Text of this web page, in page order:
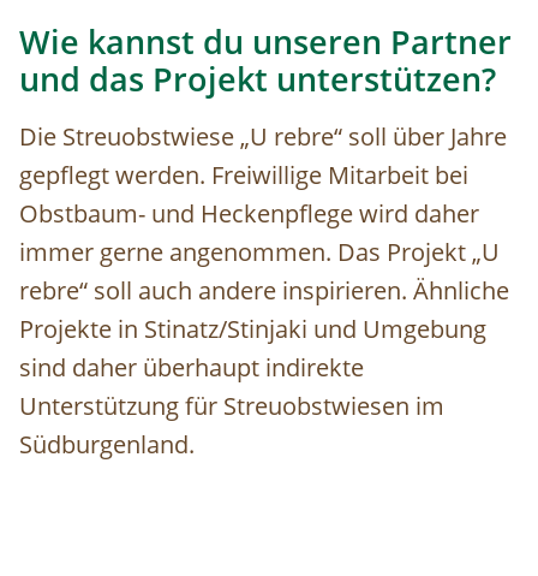
Wie kannst du unseren Partner
und das Projekt unterstützen?
Die Streuobstwiese „U rebre“ soll über Jahre
gepflegt werden. Freiwillige Mitarbeit bei
Obstbaum- und Heckenpflege wird daher
immer gerne angenommen. Das Projekt „U
rebre“ soll auch andere inspirieren. Ähnliche
Projekte in Stinatz/Stinjaki und Umgebung
sind daher überhaupt indirekte
Unterstützung für Streuobstwiesen im
Südburgenland.